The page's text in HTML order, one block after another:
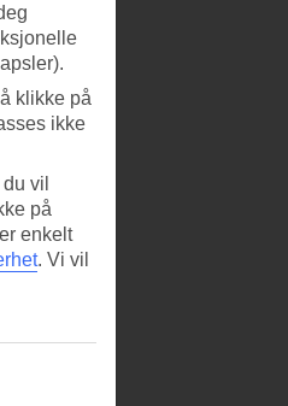
klikke på
ikke
vil
på
enkelt
. Vi vil